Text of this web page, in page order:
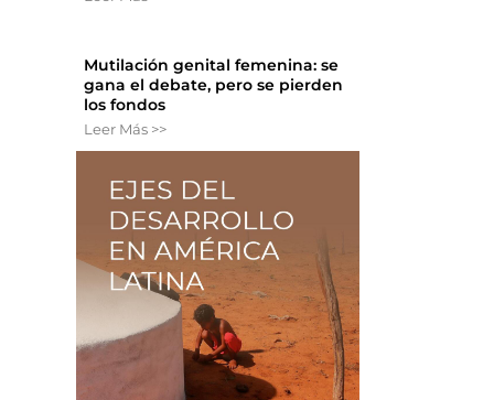
Mutilación genital femenina: se
gana el debate, pero se pierden
los fondos
Leer Más >>